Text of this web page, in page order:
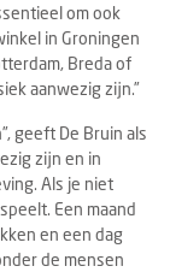
om ook
in Groningen
Breda of
aanwezig zijn.”
geeft De Bruin als
zijn en in
Als je niet
Een maand
en een dag
de mensen